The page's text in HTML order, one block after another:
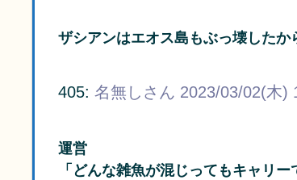
ザシアンはエオス島もぶっ壊した
405: 名無しさん 2023/03/02(木)
運営
「どんな雑魚が混じってもキャリ